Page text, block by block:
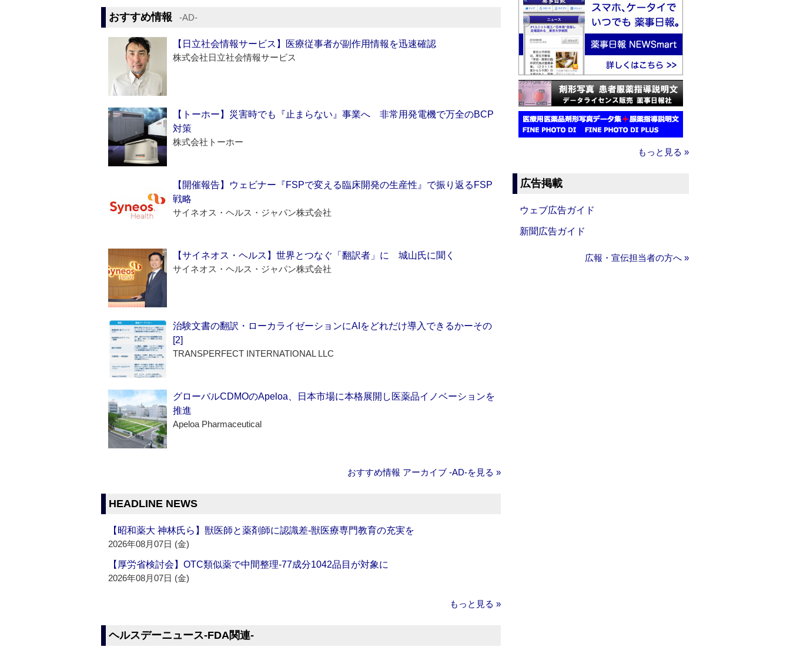
おすすめ情報 ‐AD‐
【日立社会情報サービス】医療従事者が副作用情報を迅速確認
株式会社日立社会情報サービス
【トーホー】災害時でも『止まらない』事業へ 非常用発電機で万全のBCP
対策
株式会社トーホー
【開催報告】ウェビナー『FSPで変える臨床開発の生産性』で振り返るFSP
戦略
サイネオス・ヘルス・ジャパン株式会社
【サイネオス・ヘルス】世界とつなぐ「翻訳者」に 城山氏に聞く
サイネオス・ヘルス・ジャパン株式会社
治験文書の翻訳・ローカライゼーションにAIをどれだけ導入できるかーその
[2]
TRANSPERFECT INTERNATIONAL LLC
グローバルCDMOのApeloa、日本市場に本格展開し医薬品イノベーションを
推進
Apeloa Pharmaceutical
おすすめ情報 アーカイブ ‐AD‐を見る »
HEADLINE NEWS
【昭和薬大 神林氏ら】獣医師と薬剤師に認識差‐獣医療専門教育の充実を
2026年08月07日 (金)
【厚労省検討会】OTC類似薬で中間整理‐77成分1042品目が対象に
2026年08月07日 (金)
もっと見る »
ヘルスデーニュース‐FDA関連‐
もっと見る »
広告掲載
ウェブ広告ガイド
新聞広告ガイド
広報・宣伝担当者の方へ »